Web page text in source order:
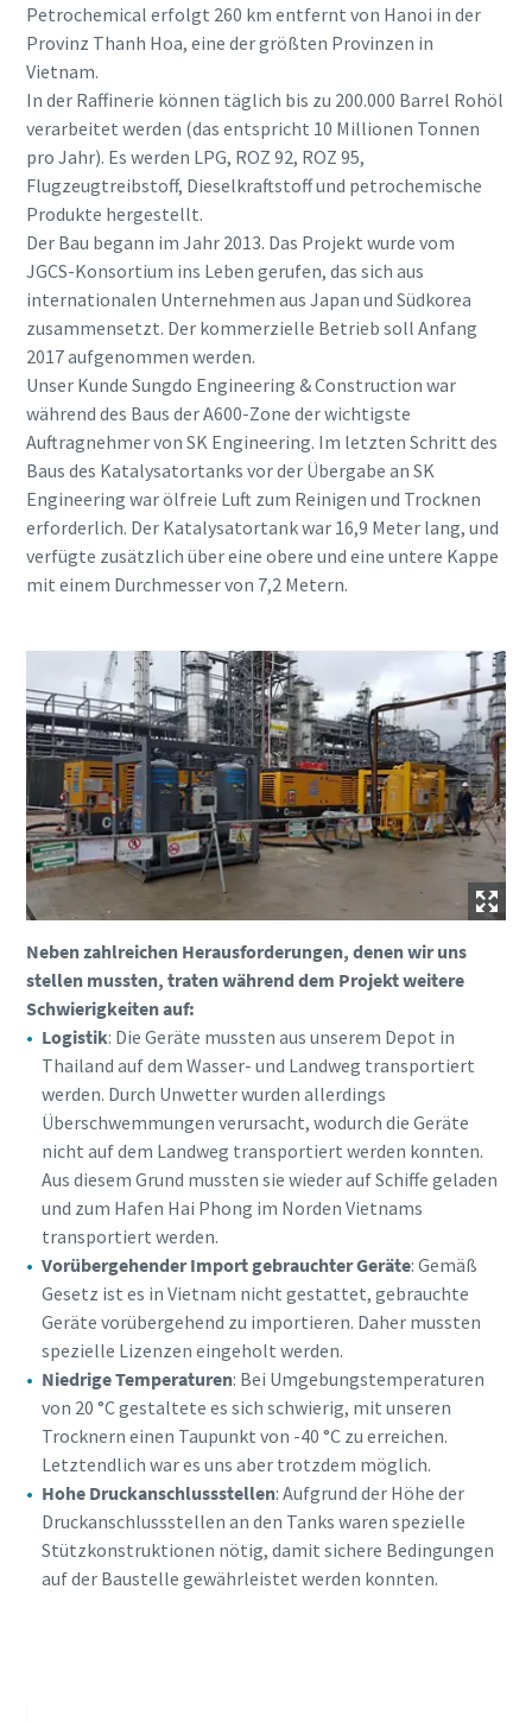
Petrochemical erfolgt 260 km entfernt von Hanoi in der
Provinz Thanh Hoa, eine der größten Provinzen in
Vietnam.
In der Raffinerie können täglich bis zu 200.000 Barrel Rohöl
verarbeitet werden (das entspricht 10 Millionen Tonnen
pro Jahr). Es werden LPG, ROZ 92, ROZ 95,
Flugzeugtreibstoff, Dieselkraftstoff und petrochemische
Produkte hergestellt.
Der Bau begann im Jahr 2013. Das Projekt wurde vom
JGCS-Konsortium ins Leben gerufen, das sich aus
internationalen Unternehmen aus Japan und Südkorea
zusammensetzt. Der kommerzielle Betrieb soll Anfang
2017 aufgenommen werden.
Unser Kunde Sungdo Engineering & Construction war
während des Baus der A600-Zone der wichtigste
Auftragnehmer von SK Engineering. Im letzten Schritt des
Baus des Katalysatortanks vor der Übergabe an SK
Engineering war ölfreie Luft zum Reinigen und Trocknen
erforderlich. Der Katalysatortank war 16,9 Meter lang, und
verfügte zusätzlich über eine obere und eine untere Kappe
mit einem Durchmesser von 7,2 Metern.
Neben zahlreichen Herausforderungen, denen wir uns
stellen mussten, traten während dem Projekt weitere
Schwierigkeiten auf:
Logistik: Die Geräte mussten aus unserem Depot in
Thailand auf dem Wasser- und Landweg transportiert
werden. Durch Unwetter wurden allerdings
Überschwemmungen verursacht, wodurch die Geräte
nicht auf dem Landweg transportiert werden konnten.
Aus diesem Grund mussten sie wieder auf Schiffe geladen
und zum Hafen Hai Phong im Norden Vietnams
transportiert werden.
Vorübergehender Import gebrauchter Geräte: Gemäß
Gesetz ist es in Vietnam nicht gestattet, gebrauchte
Geräte vorübergehend zu importieren. Daher mussten
spezielle Lizenzen eingeholt werden.
Niedrige Temperaturen: Bei Umgebungstemperaturen
von 20 °C gestaltete es sich schwierig, mit unseren
Trocknern einen Taupunkt von -40 °C zu erreichen.
Letztendlich war es uns aber trotzdem möglich.
Hohe Druckanschlussstellen: Aufgrund der Höhe der
Druckanschlussstellen an den Tanks waren spezielle
Stützkonstruktionen nötig, damit sichere Bedingungen
auf der Baustelle gewährleistet werden konnten.